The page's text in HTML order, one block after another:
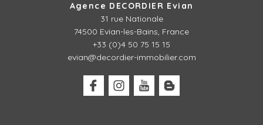
Agence DECORDIER Evian
31 rue Nationale
74500 Evian-les-Bains, France
+33 (0)4 50 75 15 15
evian@decordier-immobilier.com